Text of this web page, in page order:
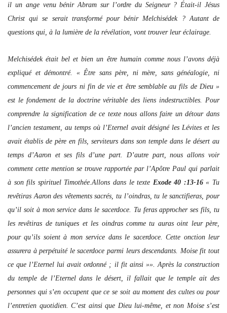
il un ange venu bénir Abram sur l’ordre du Seigneur ? Était-il Jésus
Christ qui se serait transformé pour bénir Melchisédek ? Autant de
questions qui, à la lumière de la révélation, vont trouver leur éclairage.
Melchisédek était bel et bien un être humain comme nous l’avons déjà
expliqué et démontré. « Être sans père, ni mère, sans généalogie, ni
commencement de jours ni fin de vie et être semblable au fils de Dieu »
est le fondement de la doctrine véritable des liens indestructibles. Pour
comprendre la signification de ce texte nous allons faire un détour dans
l’ancien testament, au temps où l’Eternel avait désigné les Lévites et les
avait établis de père en fils, serviteurs dans son temple dans le désert au
temps d’Aaron et ses fils d’une part. D’autre part, nous allons voir
comment cette mention se trouve rapportée par l’Apôtre Paul qui parlait
à son fils spirituel Timothée.Allons dans le texte Exode 40 :13-16« Tu
revêtiras Aaron des vêtements sacrés, tu l’oindras, tu le sanctifieras, pour
qu’il soit à mon service dans le sacerdoce. Tu feras approcher ses fils, tu
les revêtiras de tuniques et les oindras comme tu auras oint leur père,
pour qu’ils soient à mon service dans le sacerdoce. Cette onction leur
assurera à perpétuité le sacerdoce parmi leurs descendants. Moise fit tout
ce que l’Eternel lui avait ordonné ; il fit ainsi »». Après la construction
du temple de l’Eternel dans le désert, il fallait que le temple ait des
personnes qui s’en occupent que ce se soit au moment des cultes ou pour
l’entretien quotidien. C’est ainsi que Dieu lui-même, et non Moise s’est